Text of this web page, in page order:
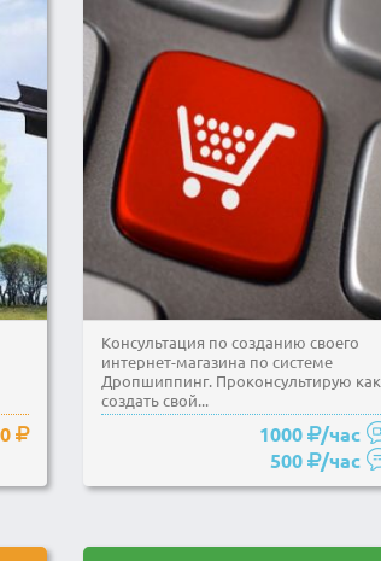
Консультация по созданию своего
интернет-магазина по системе
Дропшиппинг. Проконсультирую как
создать свой...
1000
/час
500
/час